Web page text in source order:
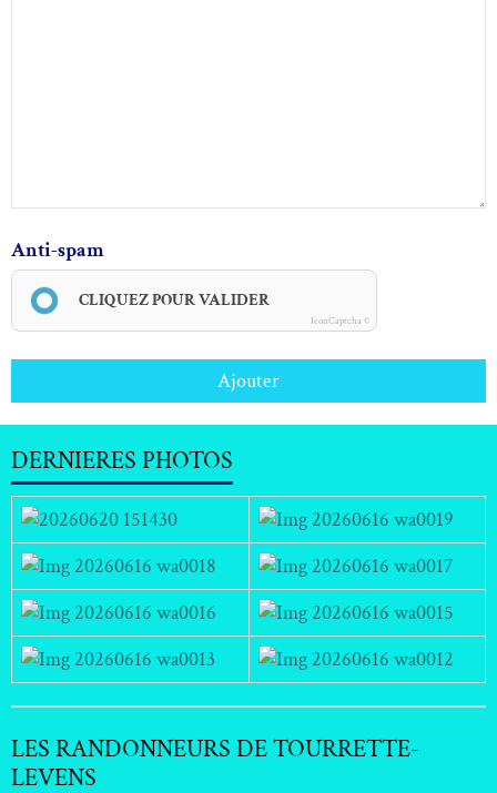
Anti-spam
CLIQUEZ POUR VALIDER
IconCaptcha ©
Ajouter
DERNIERES PHOTOS
LES RANDONNEURS DE TOURRETTE-
LEVENS